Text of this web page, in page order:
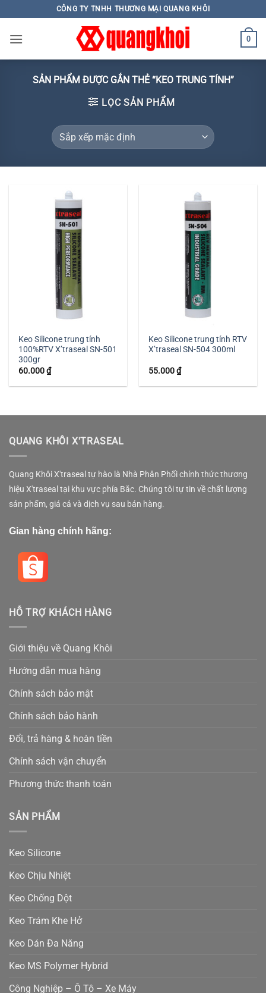
to
content
CÔNG TY TNHH THƯƠNG MẠI QUANG KHÔI
0
SẢN PHẨM ĐƯỢC GẮN THẺ “KEO TRUNG TÍNH”
LỌC SẢN PHẨM
Keo Silicone trung tính
100%RTV X’traseal SN-501
300gr
60.000₫
Keo Silicone trung tính RTV
X’traseal SN-504 300ml
55.000₫
QUANG KHÔI X'TRASEAL
Quang Khôi X'traseal tự hào là Nhà Phân Phối chính thức thương
hiệu X'traseal tại khu vực phía Bắc. Chúng tôi tự tin về chất lượng
sản phẩm, giá cả và dịch vụ sau bán hàng.
Gian hàng chính hãng:
HỖ TRỢ KHÁCH HÀNG
Giới thiệu về Quang Khôi
Hướng dẫn mua hàng
Chính sách bảo mật
Chính sách bảo hành
Đổi, trả hàng & hoàn tiền
Chính sách vận chuyển
Phương thức thanh toán
SẢN PHẨM
Keo Silicone
Keo Chịu Nhiệt
Keo Chống Dột
Keo Trám Khe Hở
Keo Dán Đa Năng
Keo MS Polymer Hybrid
Công Nghiệp – Ô Tô – Xe Máy